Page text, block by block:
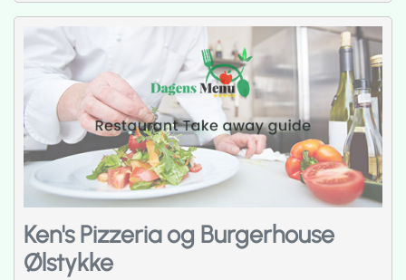
Ken's Pizzeria og Burgerhouse
Ølstykke